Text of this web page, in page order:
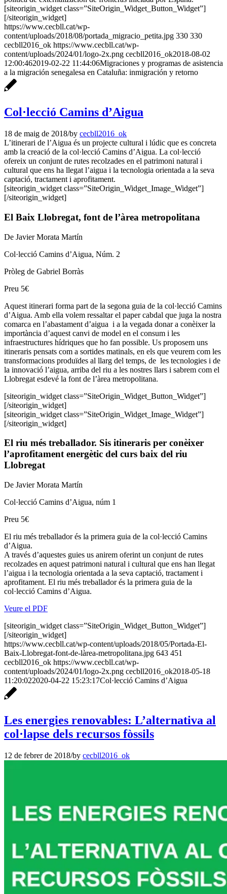
[siteorigin_widget class=”SiteOrigin_Widget_Button_Widget”]
[/siteorigin_widget]
https://www.cecbll.cat/wp-
content/uploads/2018/08/portada_migracio_petita.jpg 330 330
cecbll2016_ok https://www.cecbll.cat/wp-
content/uploads/2024/01/logo-2x.png cecbll2016_ok2018-08-02
12:00:462019-02-22 11:44:06Migraciones y programas de asistencia
a la migración senegalesa en Cataluña: inmigración y retorno
Col·lecció Camins d’Aigua
18 de maig de 2018/by cecbll2016_ok
L’itinerari de l’Aigua és un projecte cultural i lúdic que es concreta
amb la creació de la col·lecció Camins d’Aigua. La col·lecció
ofereix un conjunt de rutes recolzades en el patrimoni natural i
cultural que ens ha llegat l’aigua i la tecnologia orientada a la seva
captació, tractament i aprofitament.
[siteorigin_widget class=”SiteOrigin_Widget_Image_Widget”]
[/siteorigin_widget]
El Baix Llobregat, font de l’àrea metropolitana
De Javier Morata Martín
Col·lecció Camins d’Aigua, Núm. 2
Pròleg de Gabriel Borràs
Preu 5€
Aquest itinerari forma part de la segona guia de la col·lecció Camins
d’Aigua. Amb ella volem ressaltar el paper cabdal que juga la nostra
comarca en l’abastament d’aigua i a la vegada donar a conèixer la
importància d’aquest canvi de model en el consum i les
infraestructures hídriques que ho fan possible. Us proposem uns
itineraris pensats com a sortides matinals, en els que veurem com les
transformacions produïdes al llarg del temps, de les tecnologies i de
la innovació l’aigua, arriba del riu a les nostres llars i sabrem com el
Llobregat esdevé la font de l’àrea metropolitana.
[siteorigin_widget class=”SiteOrigin_Widget_Button_Widget”]
[/siteorigin_widget]
[siteorigin_widget class=”SiteOrigin_Widget_Image_Widget”]
[/siteorigin_widget]
El riu més treballador. Sis itineraris per conèixer
l’aprofitament energètic del curs baix del riu
Llobregat
De Javier Morata Martín
Col·lecció Camins d’Aigua, núm 1
Preu 5€
El riu més treballador és la primera guia de la col·lecció Camins
d’Aigua.
A través d’aquestes guies us anirem oferint un conjunt de rutes
recolzades en aquest patrimoni natural i cultural que ens han llegat
l’aigua i la tecnologia orientada a la seva captació, tractament i
aprofitament. El riu més treballador és la primera guia de la
col·lecció Camins d’Aigua.
Veure el PDF
[siteorigin_widget class=”SiteOrigin_Widget_Button_Widget”]
[/siteorigin_widget]
https://www.cecbll.cat/wp-content/uploads/2018/05/Portada-El-
Baix-Llobregat-font-de-làrea-metropolitana.jpg 643 451
cecbll2016_ok https://www.cecbll.cat/wp-
content/uploads/2024/01/logo-2x.png cecbll2016_ok2018-05-18
11:20:022020-04-22 15:23:17Col·lecció Camins d’Aigua
Les energies renovables: L’alternativa al
col·lapse dels recursos fòssils
12 de febrer de 2018/by cecbll2016_ok